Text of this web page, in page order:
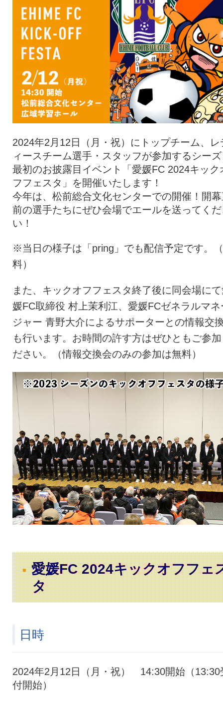
スポンサー グッズ
特設ページ
2024年2月12日（月・祝）にトップチーム、レ
ィースチーム選手・スタッフが参加するシー
最初のお披露目イベント「愛媛FC 2024キック
フフェスタ」を開催いたします！
今年は、松前総合文化センターでの開催！開
前の選手たちにぜひ会場でエールを送ってく
い！
※当日の様子は「pring」でも配信予定です。
料）
また、キックオフフェスタ終了後に同会場に
媛FC取締役 村上茉利江、愛媛FCゼネラルマネ
ジャー 青野大介によるサポーターとの情報交
も行います。お時間の許す方はぜひともご参
ださい。（情報交換会のみの参加は無料）
愛媛FC 2024キックオフフェ
タ
日時
2024年2月12日（月・祝） 14:30開始（13:30
付開始）